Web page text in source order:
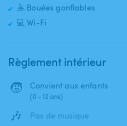
🤽 Bouées gonflables
💻 Wi-Fi
Règlement intérieur
🧒 Convient aux enfants
(0 - 12 ans)
🎶 Pas de musique